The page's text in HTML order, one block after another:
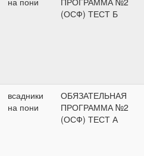
(ОСФ) ТЕСТ Б
всадники
на пони
ОБЯЗАТЕЛЬНАЯ
ПРОГРАММА №2
(ОСФ) ТЕСТ А